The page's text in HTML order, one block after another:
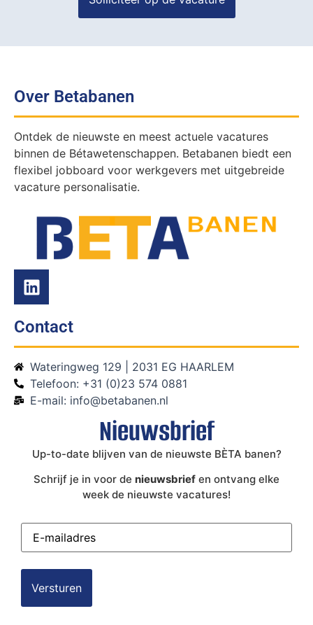
Over Betabanen
Ontdek de nieuwste en meest actuele vacatures
binnen de Bétawetenschappen. Betabanen biedt een
flexibel jobboard voor werkgevers met uitgebreide
vacature personalisatie.
Contact
Wateringweg 129 | 2031 EG HAARLEM
Telefoon: +31 (0)23 574 0881
E-mail: info@betabanen.nl
Nieuwsbrief
Up-to-date blijven van de nieuwste BÈTA banen?
Schrijf je in voor de nieuwsbrief en ontvang elke
week de nieuwste vacatures!
E-
mailadres(Vereist)